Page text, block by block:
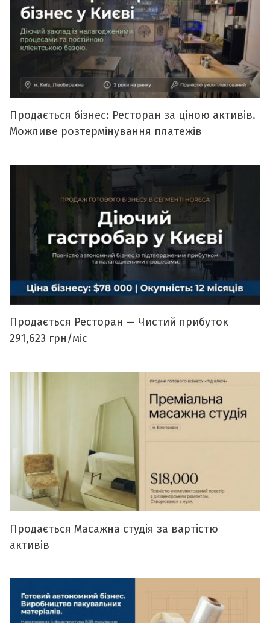
Продається бізнес: Ресторан за ціною активів.
Можливе розтермінування платежів
Продається Ресторан — Чистий прибуток
291,623 грн/міс
Продається Масажна студія за вартістю
активів